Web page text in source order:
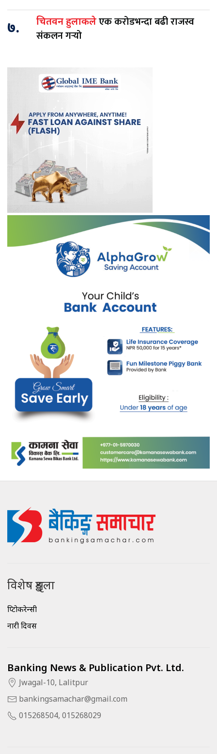
७. चितवन हुलाकलेएक करोडभन्दा बढी राजस्व
संकलन गर्‍यो
विशेष शृङ्खला
क्रिप्टोकरेन्सी
नारी दिवस
Banking News & Publication Pvt. Ltd.
Jwagal-10, Lalitpur
bankingsamachar@gmail.com
015268504, 015268029